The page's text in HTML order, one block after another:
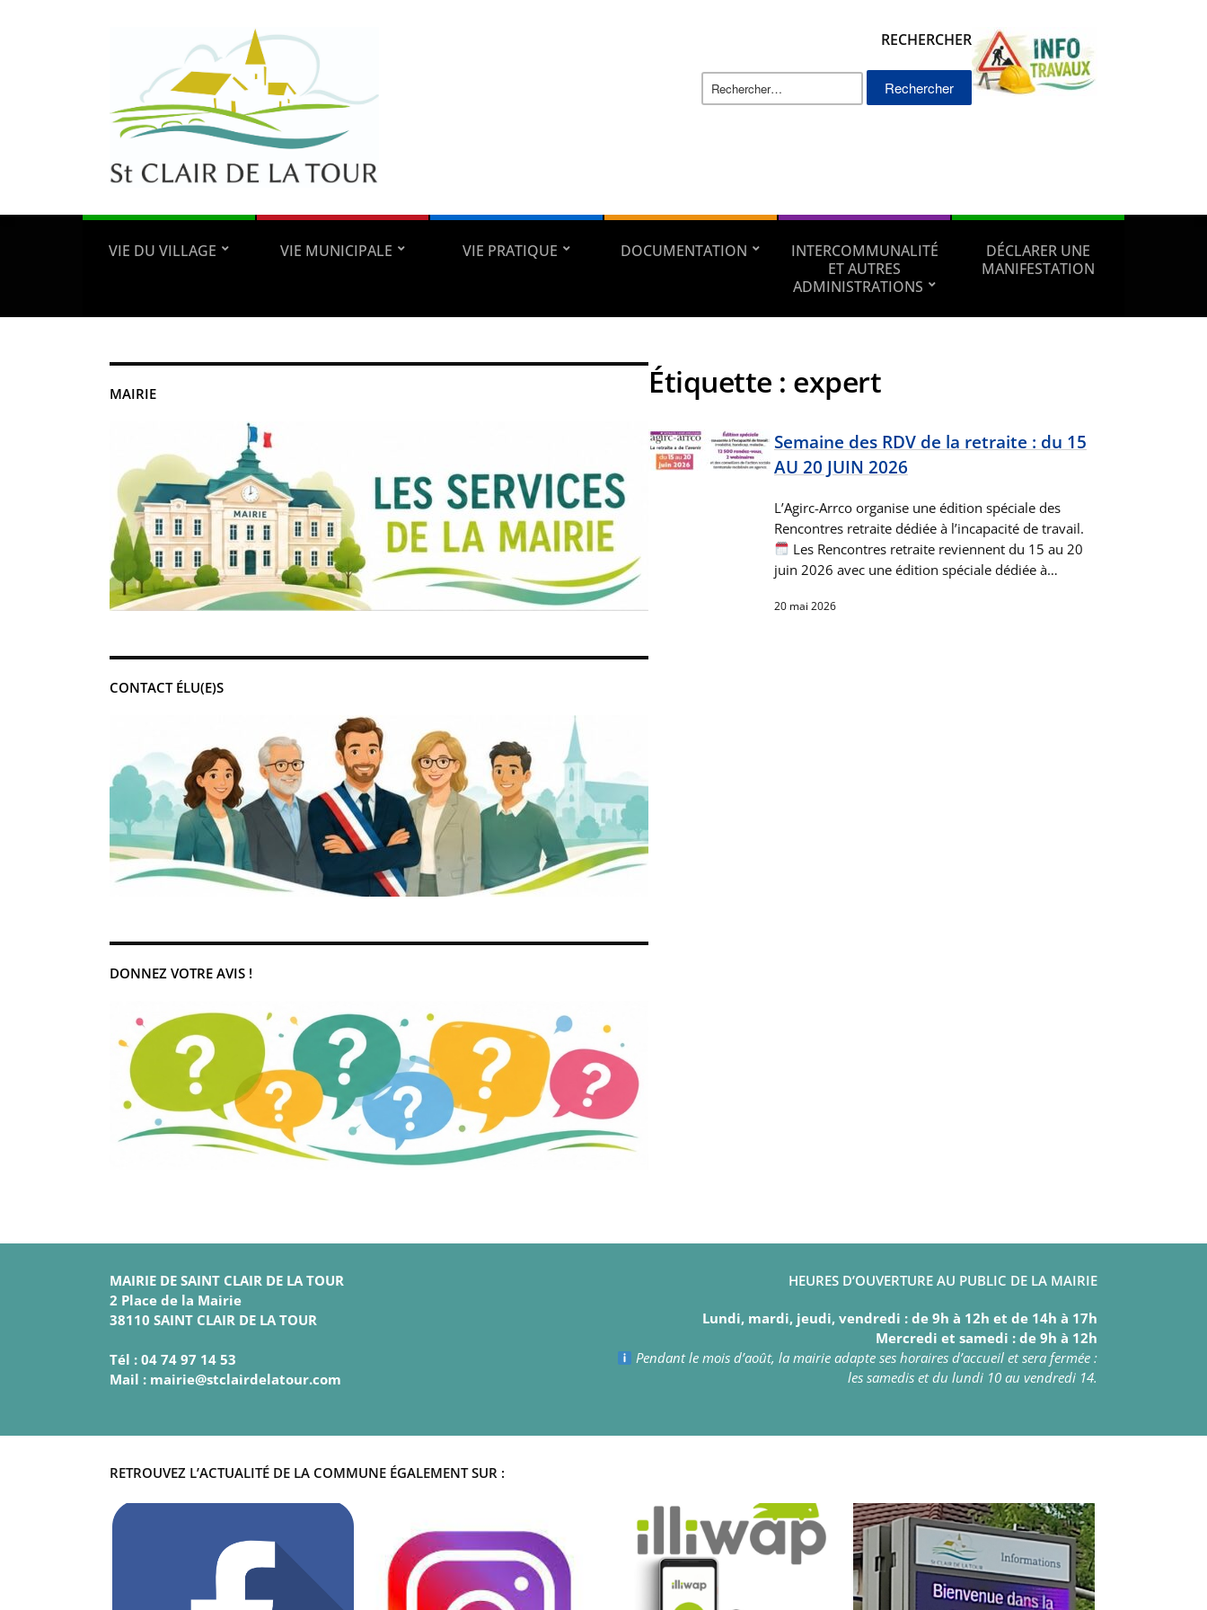
RECHERCHER
Rechercher :
VIE DU VILLAGE VIE MUNICIPALE VIE PRATIQUE DOCUMENTATION
INTERCOMMUNALITÉ
ET AUTRES
ADMINISTRATIONS
DÉCLARER UNE
MANIFESTATION
MAIRIE
CONTACT ÉLU(E)S
DONNEZ VOTRE AVIS !
Étiquette : expert
Semaine des RDV de la retraite : du 15
AU 20 JUIN 2026
L’Agirc-Arrco organise une édition spéciale des
Rencontres retraite dédiée à l’incapacité de travail.
Les Rencontres retraite reviennent du 15 au 20
juin 2026 avec une édition spéciale dédiée à…
20 mai 2026
MAIRIE DE SAINT CLAIR DE LA TOUR
2 Place de la Mairie
38110 SAINT CLAIR DE LA TOUR
Tél : 04 74 97 14 53
Mail : mairie@stclairdelatour.com
HEURES D’OUVERTURE AU PUBLIC DE LA MAIRIE
Lundi, mardi, jeudi, vendredi : de 9h à 12h et de 14h à 17h
Mercredi et samedi : de 9h à 12h
Pendant le mois d’août, la mairie adapte ses horaires d’accueil et sera fermée :
les samedis et du lundi 10 au vendredi 14.
RETROUVEZ L’ACTUALITÉ DE LA COMMUNE ÉGALEMENT SUR :